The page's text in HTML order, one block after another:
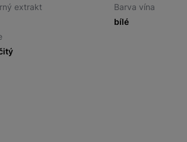
extrakt
Barva vína
bílé